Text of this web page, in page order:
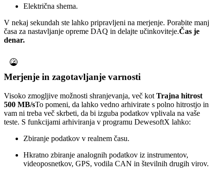
Električna shema.
V nekaj sekundah ste lahko pripravljeni na merjenje. Porabite manj
časa za nastavljanje opreme DAQ in delajte učinkoviteje.Čas je
denar.
Merjenje in zagotavljanje varnosti
Visoko zmogljive možnosti shranjevanja, več kot Trajna hitrost
500 MB/sTo pomeni, da lahko vedno arhivirate s polno hitrostjo in
vam ni treba več skrbeti, da bi izguba podatkov vplivala na vaše
teste. S funkcijami arhiviranja v programu DewesoftX lahko:
Zbiranje podatkov v realnem času.
Hkratno zbiranje analognih podatkov iz instrumentov,
videoposnetkov, GPS, vodila CAN in številnih drugih virov.